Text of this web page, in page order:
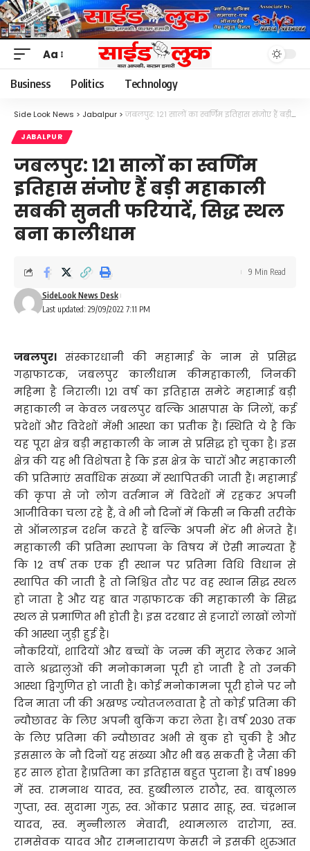
Font
Resizer
Aa
Business Politics Technology
Side Look News > Jabalpur >जबलपुर: 121 सालों का स्वर्णिम इतिहास संजोए हैं बड़ी महाकाली सबकी सुनती फरियादें, सिद्ध स्थल बना कालीधाम
JABALPUR
जबलपुर: 121 सालों का स्वर्णिम
इतिहास संजोए हैं बड़ी महाकाली
सबकी सुनती फरियादें, सिद्ध स्थल
बना कालीधाम
Last updated: 29/09/2022 7:11 PM
SideLook News Desk
9 Min Read
जबलपुर। संस्कारधानी की महामाई के नाम से प्रसिद्ध
गढ़ाफाटक, जबलपुर कालीधाम कीमहाकाली, जिनकी
महिमा है निराली। 121 वर्ष का इतिहास समेटे महामाई बड़ी
महाकाली न केवल जबलपुर बल्कि आसपास के जिलों, कई
प्रदेशों और विदेशों मेंभी आस्था का प्रतीक हैं। स्थिति ये है कि
यह पूरा क्षेत्र बड़ी महाकाली के नाम से प्रसिद्ध हो चुका है। इस
क्षेत्र की यह भी विशेषता है कि इस क्षेत्र के चारों और महाकाली
की प्रतिमाएं सर्वाधिक संख्या में स्थापितकी जाती हैं। महामाई
की कृपा से जो लोग वर्तमान में विदेशों में रहकर अपनी
आजीविका चला रहे हैं, वे भी नौ दिनों में किसी न किसी तरीके
से ऑनलाइन दर्शन करते हैं बल्कि अपनी भेंट भी भेजते हैं।
महाकाली की प्रतिमा स्थापना के विषय में ऐसी मान्यता हैं
कि 12 वर्ष तक एक ही स्थान पर प्रतिमा विधि विधान से
स्थापित की जाती है तो निश्चित तौर पर वह स्थान सिद्ध स्थल
हो जाता है और यह बात गढ़ाफाटक की महाकाली के सिद्ध
स्थल से प्रमाणित भी होती है। इस दरबार से हजारों लाखों लोगों
की आस्था जुड़ी हुई है।
नौकरियों, शादियों और बच्चों के जन्म की मुराद लेकर आने
वाले श्रद्धालुओं की मनोकामना पूरी हो जाती है तो उनकी
आस्था द्विगुणित हो जाती है। कोई मनोकामना पूरी होने पर नौ
दिन माता जी की अखण्ड ज्योतजलवाता है तो कोई प्रतिमा की
न्यौछावर के लिए अपनी बुकिंग करा लेता है। वर्ष 2030 तक
के लिए प्रतिमा की न्यौछावर अभी से बुक हो चुकी है और
इससाल के नौ दिनों यह संख्या और भी बढ़ सकती है जैसा की
हर साल होता है।प्रतिमा का इतिहास बहुत पुराना है। वर्ष 1899
में स्व. रामनाथ यादव, स्व. हुब्बीलाल राठौर, स्व. बाबूलाल
गुप्ता, स्व. सुदामा गुरु, स्व. ओंकार प्रसाद साहू, स्व. चंद्रभान
यादव, स्व. मुन्नीलाल मेवादी, श्यामलाल दारोगा, स्व.
रामसेवक यादव और रामनारायण केसरी ने इसकी शुरुआत